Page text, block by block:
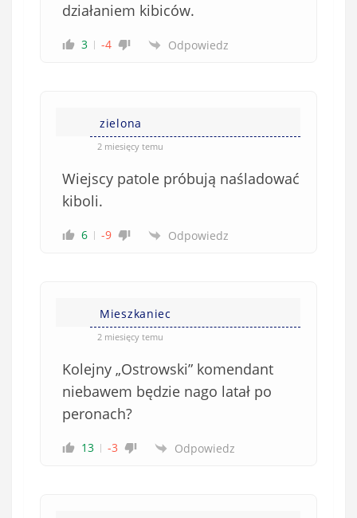
działaniem kibiców.
3 -4 Odpowiedz
zielona
2 miesięcy temu
Wiejscy patole próbują naśladować
kiboli.
6 -9 Odpowiedz
Mieszkaniec
2 miesięcy temu
Kolejny „Ostrowski” komendant
niebawem będzie nago latał po
peronach?
13 -3 Odpowiedz